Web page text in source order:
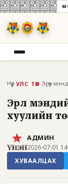
Нүүр УЛС ТӨР
Эрүүл
хуулийн
АДМИН
2026-07-01
ХУВААЛЦАХ